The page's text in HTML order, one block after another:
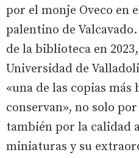
por el monje Oveco en
palentino de
de la biblioteca en
Universidad de
«una de las copias más
conservan», no solo
también por la calidad
miniaturas y su